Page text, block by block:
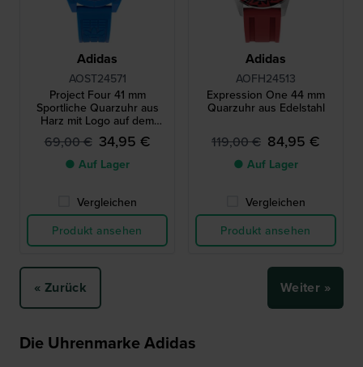
Adidas
AOST24571
Project Four 41 mm
Sportliche Quarzuhr aus
Harz mit Logo auf dem
Zifferblatt
69,00 € 34,95 €
● Auf Lager
Vergleichen
Produkt ansehen
Adidas
AOFH24513
Expression One 44 mm
Quarzuhr aus Edelstahl
119,00 € 84,95 €
● Auf Lager
Vergleichen
Produkt ansehen
« Zurück Weiter »
Die Uhrenmarke Adidas